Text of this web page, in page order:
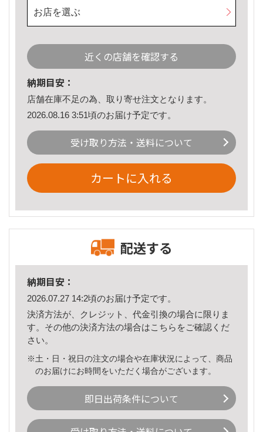
お店を選ぶ
近くの店舗を確認する
納期目安：
店舗在庫不足の為、取り寄せ注文となります。
2026.08.16 3:51頃のお届け予定です。
受け取り方法・送料について
カートに入れる
配送する
納期目安：
2026.07.27 14:2頃のお届け予定です。
決済方法が、クレジット、代金引換の場合に限りま
す。その他の決済方法の場合はこちら をご確認くだ
さい。
※土・日・祝日の注文の場合や在庫状況によって、商品
のお届けにお時間をいただく場合がございます。
即日出荷条件について